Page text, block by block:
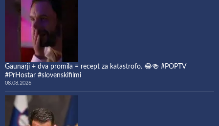
Gaunarji + dva promila = recept za katastrofo. 😂🍻 #POPTV
#PrHostar #slovenskifilmi
08.08.2026